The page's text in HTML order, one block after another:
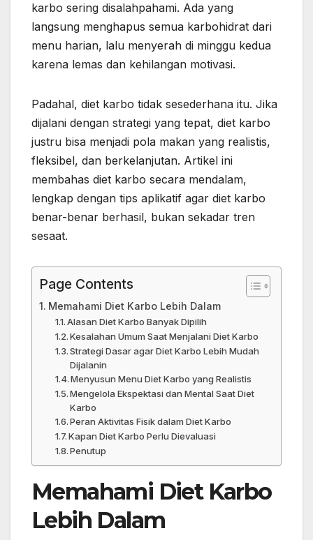
karbo sering disalahpahami. Ada yang
langsung menghapus semua karbohidrat dari
menu harian, lalu menyerah di minggu kedua
karena lemas dan kehilangan motivasi.
Padahal, diet karbo tidak sesederhana itu. Jika
dijalani dengan strategi yang tepat, diet karbo
justru bisa menjadi pola makan yang realistis,
fleksibel, dan berkelanjutan. Artikel ini
membahas diet karbo secara mendalam,
lengkap dengan tips aplikatif agar diet karbo
benar-benar berhasil, bukan sekadar tren
sesaat.
Page Contents
Memahami Diet Karbo Lebih Dalam
Alasan Diet Karbo Banyak Dipilih
Kesalahan Umum Saat Menjalani Diet Karbo
Strategi Dasar agar Diet Karbo Lebih Mudah
Dijalanin
Menyusun Menu Diet Karbo yang Realistis
Mengelola Ekspektasi dan Mental Saat Diet
Karbo
Peran Aktivitas Fisik dalam Diet Karbo
Kapan Diet Karbo Perlu Dievaluasi
Penutup
Memahami Diet Karbo
Lebih Dalam